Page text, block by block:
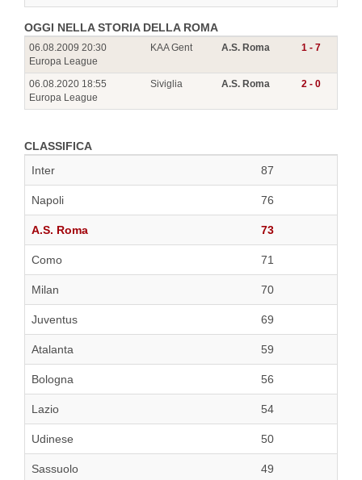
OGGI NELLA STORIA DELLA ROMA
06.08.2009 20:30
Europa League
KAA Gent A.S. Roma 1 - 7
06.08.2020 18:55
Europa League
Siviglia A.S. Roma 2 - 0
CLASSIFICA
Inter
87
Napoli 76
A.S. Roma 73
Como 71
Milan 70
Juventus 69
Atalanta 59
Bologna 56
Lazio 54
Udinese 50
Sassuolo 49